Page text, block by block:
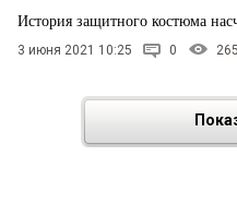
История защитного костюма
3 июня 2021 10:25 0